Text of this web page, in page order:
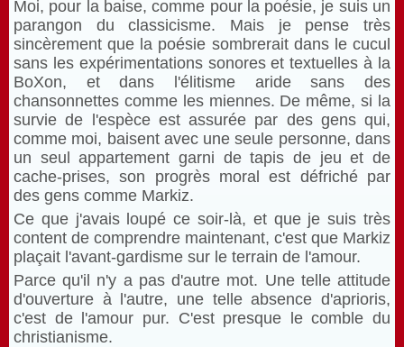
Moi, pour la baise, comme pour la poésie, je suis un
parangon du classicisme. Mais je pense très
sincèrement que la poésie sombrerait dans le cucul
sans les expérimentations sonores et textuelles à la
BoXon, et dans l'élitisme aride sans des
chansonnettes comme les miennes. De même, si la
survie de l'espèce est assurée par des gens qui,
comme moi, baisent avec une seule personne, dans
un seul appartement garni de tapis de jeu et de
cache-prises, son progrès moral est défriché par
des gens comme Markiz.
Ce que j'avais loupé ce soir-là, et que je suis très
content de comprendre maintenant, c'est que Markiz
plaçait l'avant-gardisme sur le terrain de l'amour.
Parce qu'il n'y a pas d'autre mot. Une telle attitude
d'ouverture à l'autre, une telle absence d'aprioris,
c'est de l'amour pur. C'est presque le comble du
christianisme.